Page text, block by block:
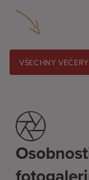
VŠECHNY